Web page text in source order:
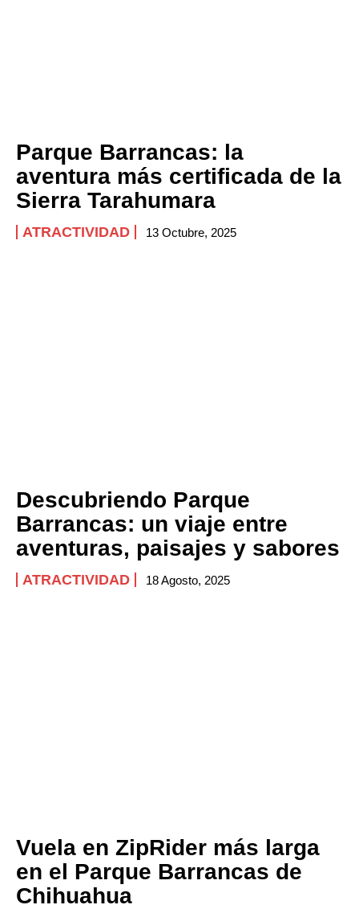
Parque Barrancas: la
aventura más certificada de la
Sierra Tarahumara
ATRACTIVIDAD 13 Octubre, 2025
Descubriendo Parque
Barrancas: un viaje entre
aventuras, paisajes y sabores
ATRACTIVIDAD 18 Agosto, 2025
Vuela en ZipRider más larga
en el Parque Barrancas de
Chihuahua